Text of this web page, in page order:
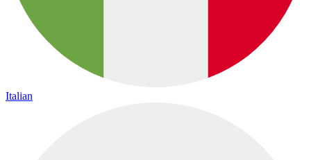
Italian